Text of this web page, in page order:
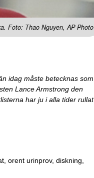
Foto: Thao Nguyen, AP Photo
idag måste betecknas som
Lance Armstrong den
har ju i alla tider rullat
orent urinprov, diskning,